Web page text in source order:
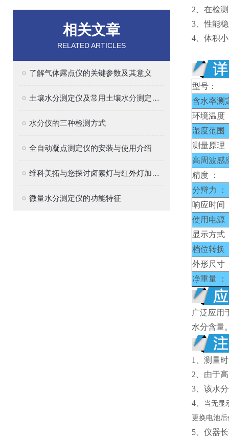
相关文章
RELATED ARTICLES
了解气体露点仪的关键参数及其意义
土壤水分测定仪及常用土壤水分测定方法介绍
水分仪的三种检测方式
全自动凝点测定仪的安装与使用介绍
维科美拓与您探讨卤素灯与红外灯加热的区别
微量水分测定仪的功能特征
2、 在检
3、性能
4、 体积
型号：
含水率测
环境温度
湿度范围
测量原理
高周波感
精度 ：
分辩力 ：
响应时间
使用电源
显示方式
档位转换
外形尺寸
净重量 ：
广泛应用
水分含量
1、 测量
2、 由于
3、 该水
4、
当无显
更换电池
5、仪器